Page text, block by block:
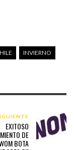
INVIERNO
EXITOSO
DE
BOTA